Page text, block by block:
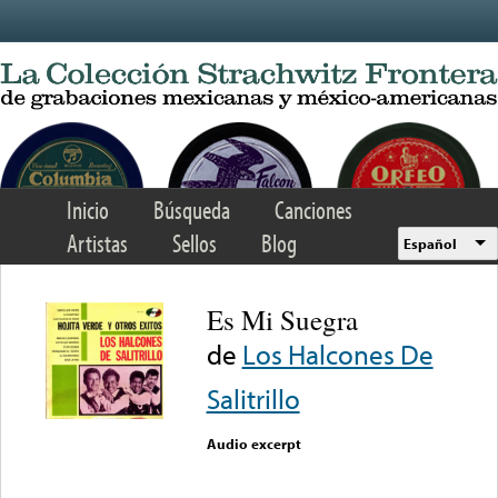
Inicio Búsqueda
Canciones
Artistas
Sellos Blog Español
Es Mi Suegra
de Los Halcones De
Salitrillo
Audio excerpt